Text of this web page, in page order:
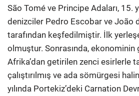
São Tomé ve Principe Adaları, 15.
denizciler Pedro Escobar ve João
tarafından keşfedilmiştir. İlk
olmuştur. Sonrasında,
Afrika’dan getirilen zenci esirlerle
çalıştırılmış ve ada sömürgesi
yılında Portekiz’deki Carnation